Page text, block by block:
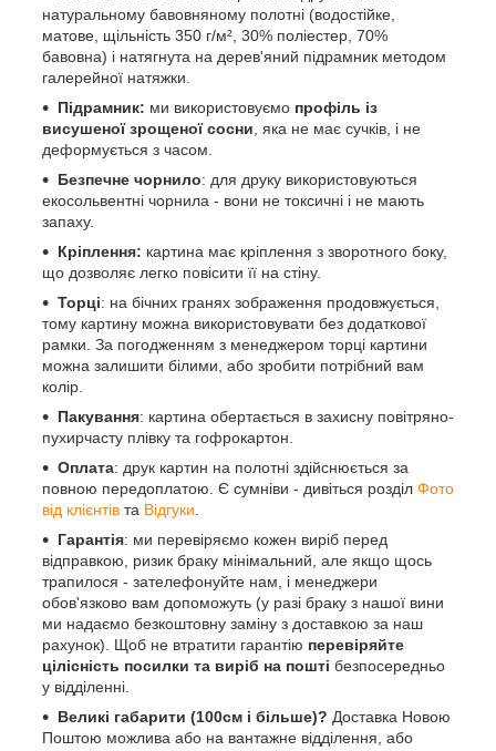
натуральному бавовняному полотні (водостійке,
матове, щільність 350 г/м², 30% поліестер, 70%
бавовна) і натягнута на дерев'яний підрамник методом
галерейної натяжки.
Підрамник: ми використовуємо профіль із
висушеної зрощеної сосни, яка не має сучків, і не
деформується з часом.
Безпечне чорнило: для друку використовуються
екосольвентні чорнила - вони не токсичні і не мають
запаху.
Кріплення: картина має кріплення з зворотного боку,
що дозволяє легко повісити її на стіну.
Торці: на бічних гранях зображення продовжується,
тому картину можна використовувати без додаткової
рамки. За погодженням з менеджером торці картини
можна залишити білими, або зробити потрібний вам
колір.
Пакування: картина обертається в захисну повітряно-
пухирчасту плівку та гофрокартон.
Оплата: друк картин на полотні здійснюється за
повною передоплатою. Є сумніви - дивіться розділ Фото
від клієнтів та Відгуки.
Гарантія: ми перевіряємо кожен виріб перед
відправкою, ризик браку мінімальний, але якщо щось
трапилося - зателефонуйте нам, і менеджери
обов'язково вам допоможуть (у разі браку з нашої вини
ми надаємо безкоштовну заміну з доставкою за наш
рахунок). Щоб не втратити гарантію перевіряйте
цілісність посилки та виріб на пошті безпосередньо
у відділенні.
Великі габарити (100см і більше)? Доставка Новою
Поштою можлива або на вантажне відділення, або